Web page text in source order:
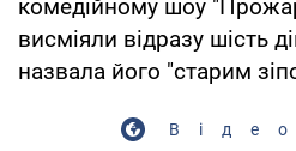
комедійному шоу
висміяли відразу шість
назвала його "старим